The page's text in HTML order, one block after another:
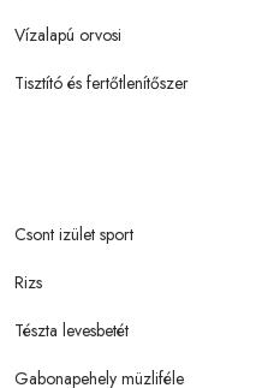
Vízalapú orvosi
Tisztító és fertőtlenítőszer
Csont izület sport
Rizs
Tészta levesbetét
Gabonapehely müzliféle